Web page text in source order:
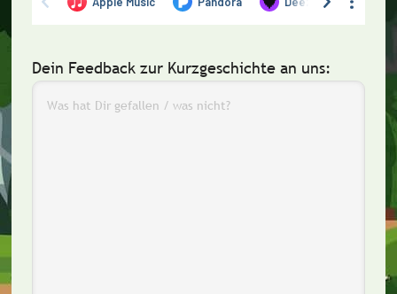
Dein Feedback zur Kurzgeschichte an uns: